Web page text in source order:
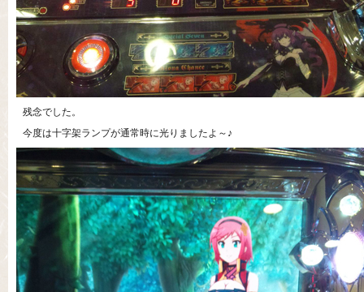
残念でした。
今度は十字架ランプが通常時に光りましたよ～♪